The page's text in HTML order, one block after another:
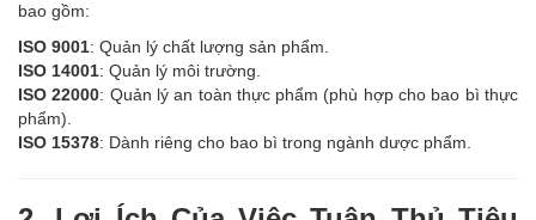
bao gồm:
ISO 9001: Quản lý chất lượng sản phẩm.
ISO 14001: Quản lý môi trường.
ISO 22000: Quản lý an toàn thực phẩm (phù hợp cho bao bì thực
phẩm).
ISO 15378: Dành riêng cho bao bì trong ngành dược phẩm.